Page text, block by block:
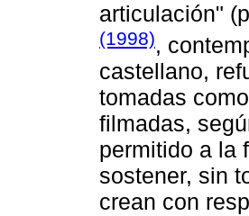
articulación"
(1998),
castellano,
tomadas
filmadas,
permitido a la
sostener, sin
crean con